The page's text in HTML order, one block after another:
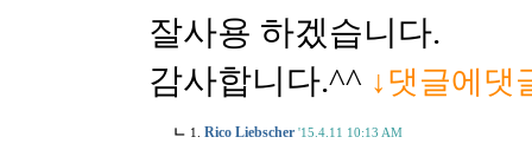
잘사용 하겠습니다.
감사합니다.^^ ↓댓글에댓
ㄴ 1. Rico Liebscher '15.4.11 10:13 AM